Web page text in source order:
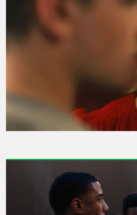
Podsumowania
2023
2021
2020
2016